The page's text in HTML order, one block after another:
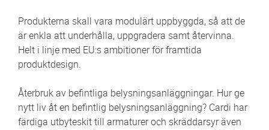
Produkterna skall vara modulärt uppbyggda, så att de
är enkla att underhålla, uppgradera samt återvinna.
Helt i linje med EU:s ambitioner för framtida
produktdesign.
Återbruk av befintliga belysningsanläggningar. Hur ge
nytt liv åt en befintlig belysningsanläggning? Cardi har
färdiga utbyteskit till armaturer och skräddarsyr även